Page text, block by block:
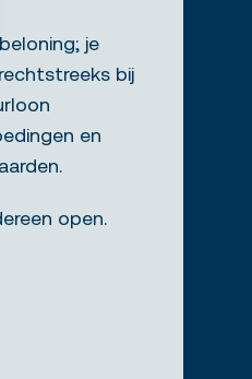
je
bij
en
open.